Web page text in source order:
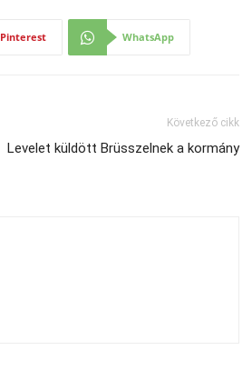
Pinterest WhatsApp
Következő cikk
Levelet küldött Brüsszelnek a kormány